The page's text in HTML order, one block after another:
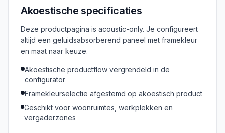
Akoestische specificaties
Deze productpagina is acoustic-only. Je configureert
altijd een geluidsabsorberend paneel met framekleur
en maat naar keuze.
Akoestische productflow vergrendeld in de
configurator
Framekleurselectie afgestemd op akoestisch product
Geschikt voor woonruimtes, werkplekken en
vergaderzones